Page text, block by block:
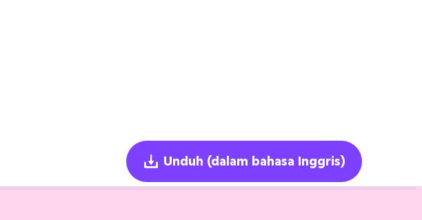
Unduh (dalam bahasa Inggris)